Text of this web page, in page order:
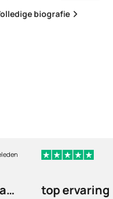
biografie
top ervaring